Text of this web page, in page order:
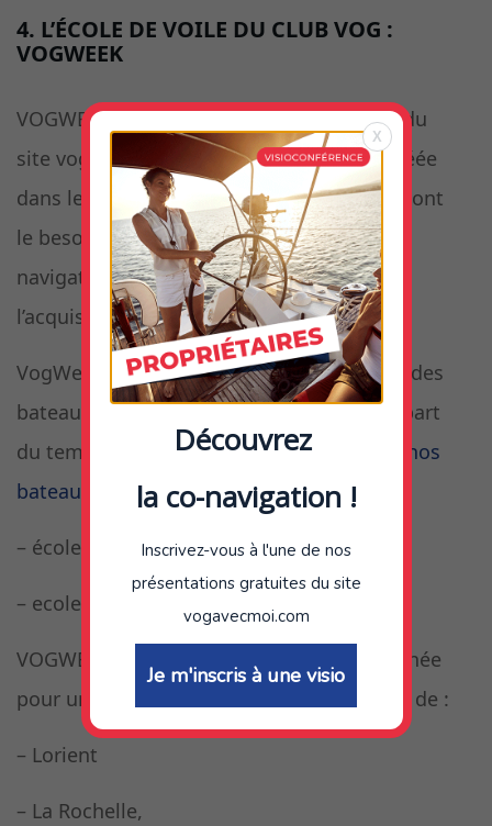
4. L’ÉCOLE DE VOILE DU CLUB VOG :
VOGWEEK
VOGWEEK est l’école de voile, émanation du
site vogavecmoi.com. Cette école a été créée
dans le but de former les équipiers qui en ont
le besoin avant de se lancer dans la co-
navigation ou pour sauter le pas vers
l’acquisition d’un voilier ou catamaran.
VogWeek propose des stages de voile sur des
bateaux modernes, confortables et la plupart
du temps haut de gamme (voir la liste de nos
bateaux
– école de croisière sur monocoque,
– ecole de croisière sur catamaran,
VOGWEEK dispenses des stages toute l’année
pour une formation progressive au départ de :
– Lorient
– La Rochelle,
X
Découvrez
la co-navigation !
Inscrivez-vous à l'une de nos
présentations gratuites du site
vogavecmoi.com
Je m'inscris à une visio